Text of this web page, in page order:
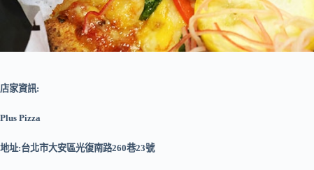
店家資訊:
Plus Pizza
地址:台北市大安區光復南路260巷23號